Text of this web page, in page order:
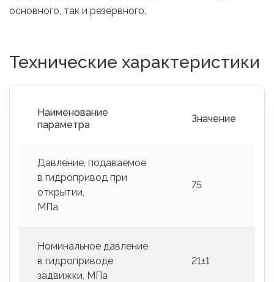
основного, так и резервного.
Технические характеристики
Наименование
параметра
Значение
Давление, подаваемое
в гидропривод при
открытии,
МПа
75
Номинальное давление
в гидроприводе
задвижки, МПа
21±1